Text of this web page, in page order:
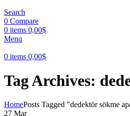
Search
0 Compare
0 items 0,00$
Menu
0 items 0,00$
Tag Archives:
HomePosts Tagged "dedektör sökme
27 Mar